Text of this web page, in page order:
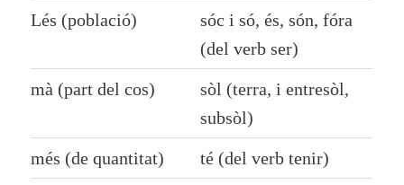
Lés (població)
sóc i só, és, són, fóra
(del verbser)
mà (part del cos)
sòl (terra, i entresòl,
subsòl)
més (de quantitat) té (del verbtenir)